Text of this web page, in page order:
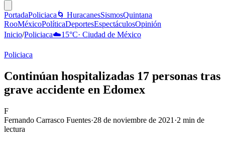
PortadaPoliciaca 🌀 HuracanesSismosQuintana
RooMéxicoPolíticaDeportesEspectáculosOpinión
Inicio/Policiaca☁️15°C· Ciudad de México
Policiaca
Continúan hospitalizadas 17 personas tras
grave accidente en Edomex
F
Fernando Carrasco Fuentes·28 de noviembre de 2021 ·2 min de
lectura